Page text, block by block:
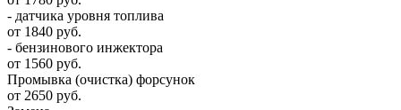
- датчика уровня топлива
от 1840 руб.
- бензинового инжектора
от 1560 руб.
Промывка (очистка) форсунок
от 2650 руб.